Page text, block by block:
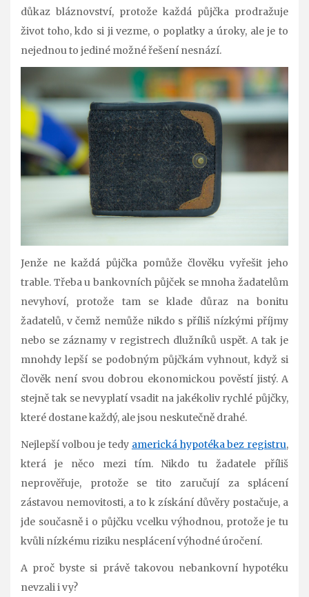
důkaz bláznovství, protože každá půjčka prodražuje
život toho, kdo si ji vezme, o poplatky a úroky, ale je to
nejednou to jediné možné řešení nesnází.
Jenže ne každá půjčka pomůže člověku vyřešit jeho
trable. Třeba u bankovních půjček se mnoha žadatelům
nevyhoví, protože tam se klade důraz na bonitu
žadatelů, v čemž nemůže nikdo s příliš nízkými příjmy
nebo se záznamy v registrech dlužníků uspět. A tak je
mnohdy lepší se podobným půjčkám vyhnout, když si
člověk není svou dobrou ekonomickou pověstí jistý. A
stejně tak se nevyplatí vsadit na jakékoliv rychlé půjčky,
které dostane každý, ale jsou neskutečně drahé.
Nejlepší volbou je tedy americká hypotéka bez registru,
která je něco mezi tím. Nikdo tu žadatele příliš
neprověřuje, protože se tito zaručují za splácení
zástavou nemovitosti, a to k získání důvěry postačuje, a
jde současně i o půjčku vcelku výhodnou, protože je tu
kvůli nízkému riziku nesplácení výhodné úročení.
A proč byste si právě takovou nebankovní hypotéku
nevzali i vy?